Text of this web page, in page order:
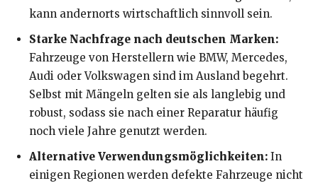
kann andernorts wirtschaftlich sinnvoll sein.
Starke Nachfrage nach deutschen Marken:
Fahrzeuge von Herstellern wie BMW, Mercedes,
Audi oder Volkswagen sind im Ausland begehrt.
Selbst mit Mängeln gelten sie als langlebig und
robust, sodass sie nach einer Reparatur häufig
noch viele Jahre genutzt werden.
Alternative Verwendungsmöglichkeiten: In
einigen Regionen werden defekte Fahrzeuge nicht